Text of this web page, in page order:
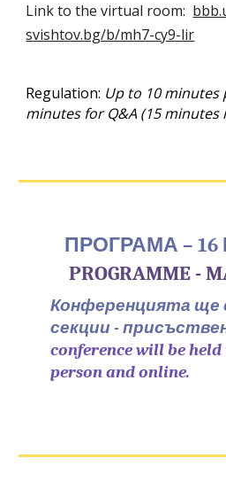
Link to the virtual room:
svishtov.bg/b/mh7-cy9-lir
Regulation: Up to 10
minutes for Q&A (15 minutes
ПРОГРАМА – 16
PROGRAMME -
Конференцията ще
секции -
conference will be
person and online.